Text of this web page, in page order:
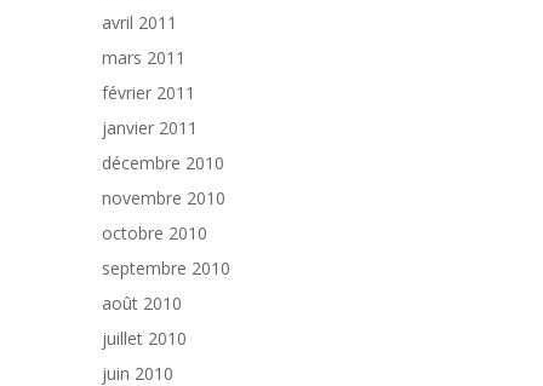
avril 2011
mars 2011
février 2011
janvier 2011
décembre 2010
novembre 2010
octobre 2010
septembre 2010
août 2010
juillet 2010
juin 2010